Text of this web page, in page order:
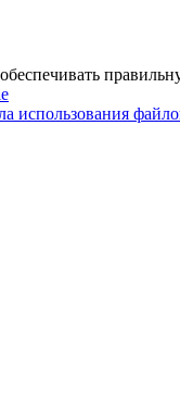
использования